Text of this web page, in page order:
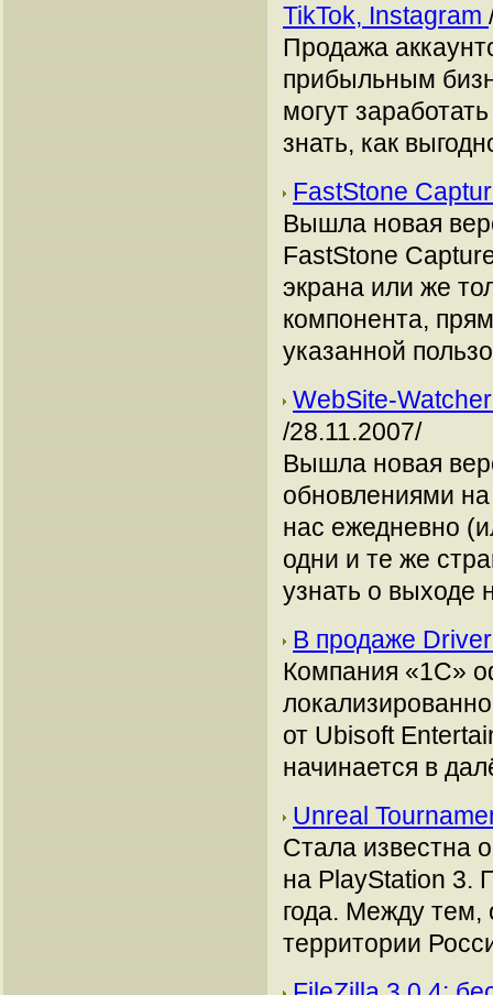
TikTok, Instagram
Продажа
прибыльным
могут
знать, как
FastStone
Вышла новая
FastStone
экрана или же
компонента,
указанной
WebSite-
/28.11.2007/
Вышла новая
обновлениями
нас ежедневно
одни и те же
узнать о выходе
В продаже
Компания «1С»
от Ubisoft
начинается в
Unreal
Стала известна
на PlayStation 3.
года. Между тем,
территории